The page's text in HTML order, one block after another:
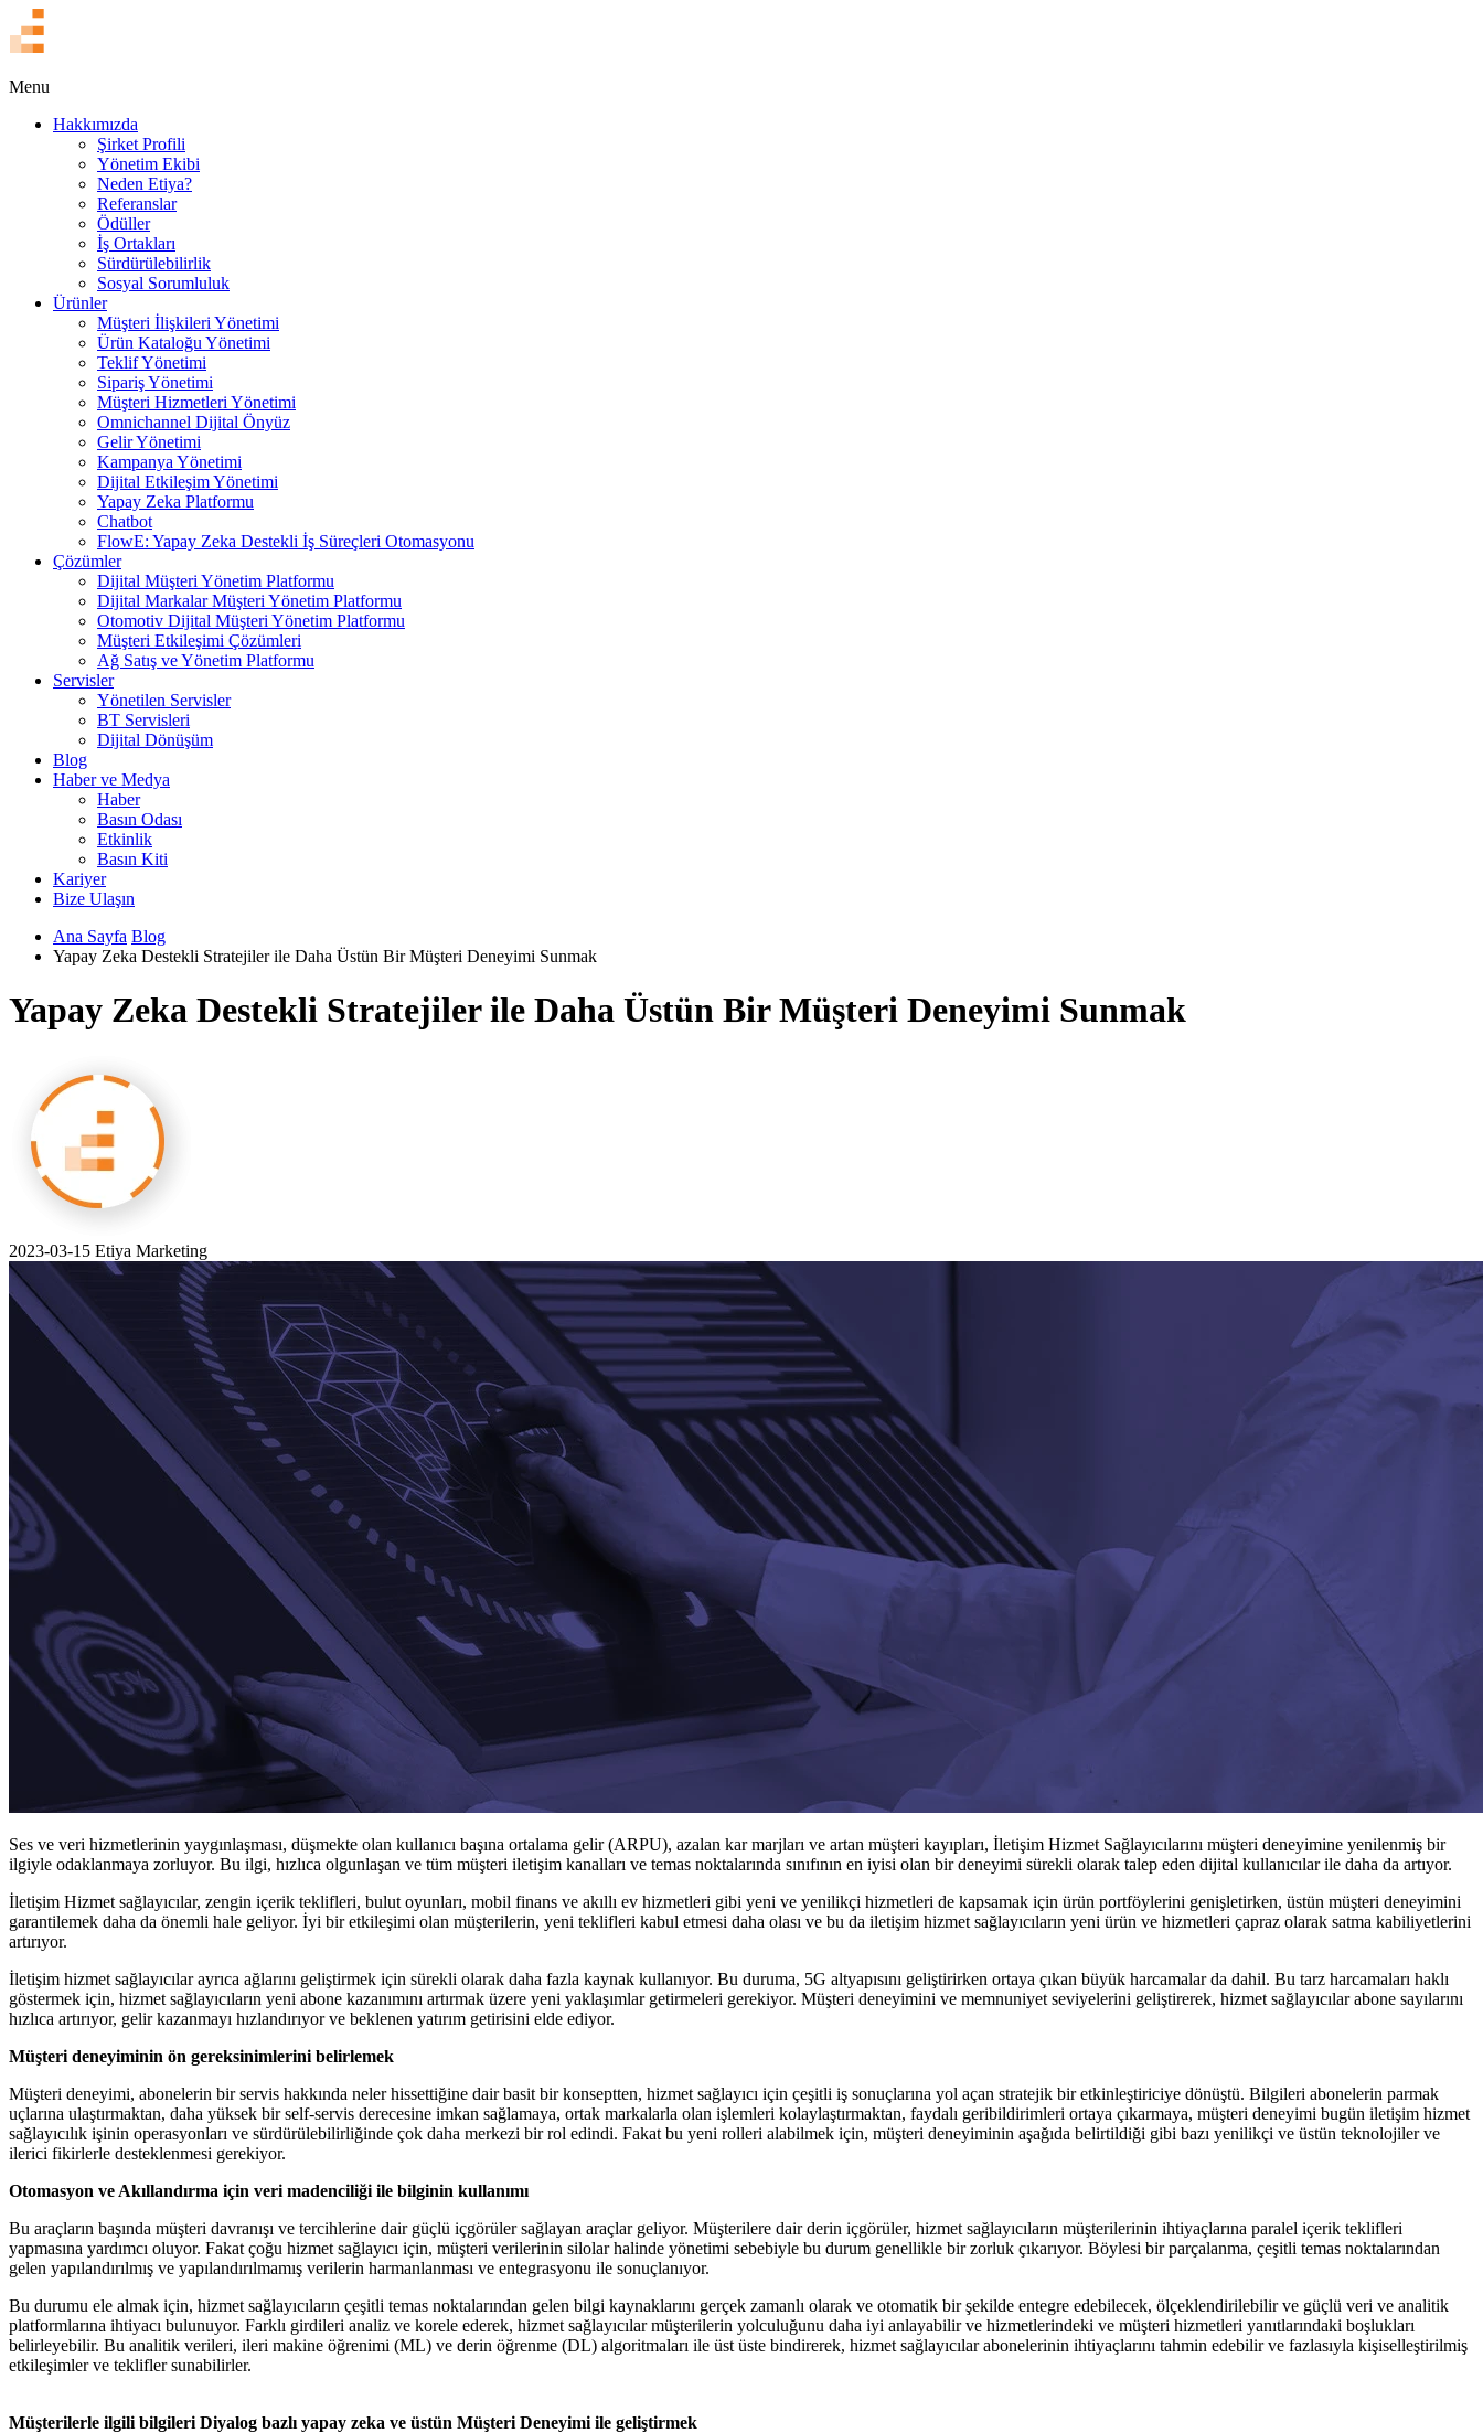
Menu
Hakkımızda
Şirket Profili
Yönetim Ekibi
Neden Etiya?
Referanslar
Ödüller
İş Ortakları
Sürdürülebilirlik
Sosyal Sorumluluk
Ürünler
Müşteri İlişkileri Yönetimi
Ürün Kataloğu Yönetimi
Teklif Yönetimi
Sipariş Yönetimi
Müşteri Hizmetleri Yönetimi
Omnichannel Dijital Önyüz
Gelir Yönetimi
Kampanya Yönetimi
Dijital Etkileşim Yönetimi
Yapay Zeka Platformu
Chatbot
FlowE: Yapay Zeka Destekli İş Süreçleri Otomasyonu
Çözümler
Dijital Müşteri Yönetim Platformu
Dijital Markalar Müşteri Yönetim Platformu
Otomotiv Dijital Müşteri Yönetim Platformu
Müşteri Etkileşimi Çözümleri
Ağ Satış ve Yönetim Platformu
Servisler
Yönetilen Servisler
BT Servisleri
Dijital Dönüşüm
Blog
Haber ve Medya
Haber
Basın Odası
Etkinlik
Basın Kiti
Kariyer
Bize Ulaşın
Ana Sayfa Blog
Yapay Zeka Destekli Stratejiler ile Daha Üstün Bir Müşteri Deneyimi Sunmak
Yapay Zeka Destekli Stratejiler ile Daha Üstün Bir Müşteri Deneyimi Sunmak
2023-03-15 Etiya Marketing
Ses ve veri hizmetlerinin yaygınlaşması, düşmekte olan kullanıcı başına ortalama gelir (ARPU), azalan kar marjları ve artan müşteri kayıpları, İletişim Hizmet Sağlayıcılarını müşteri deneyimine yenilenmiş bir
ilgiyle odaklanmaya zorluyor. Bu ilgi, hızlıca olgunlaşan ve tüm müşteri iletişim kanalları ve temas noktalarında sınıfının en iyisi olan bir deneyimi sürekli olarak talep eden dijital kullanıcılar ile daha da artıyor.
İletişim Hizmet sağlayıcılar, zengin içerik teklifleri, bulut oyunları, mobil finans ve akıllı ev hizmetleri gibi yeni ve yenilikçi hizmetleri de kapsamak için ürün portföylerini genişletirken, üstün müşteri deneyimini
garantilemek daha da önemli hale geliyor. İyi bir etkileşimi olan müşterilerin, yeni teklifleri kabul etmesi daha olası ve bu da iletişim hizmet sağlayıcıların yeni ürün ve hizmetleri çapraz olarak satma kabiliyetlerini
artırıyor.
İletişim hizmet sağlayıcılar ayrıca ağlarını geliştirmek için sürekli olarak daha fazla kaynak kullanıyor. Bu duruma, 5G altyapısını geliştirirken ortaya çıkan büyük harcamalar da dahil. Bu tarz harcamaları haklı
göstermek için, hizmet sağlayıcıların yeni abone kazanımını artırmak üzere yeni yaklaşımlar getirmeleri gerekiyor. Müşteri deneyimini ve memnuniyet seviyelerini geliştirerek, hizmet sağlayıcılar abone sayılarını
hızlıca artırıyor, gelir kazanmayı hızlandırıyor ve beklenen yatırım getirisini elde ediyor.
Müşteri deneyiminin ön gereksinimlerini belirlemek
Müşteri deneyimi, abonelerin bir servis hakkında neler hissettiğine dair basit bir konseptten, hizmet sağlayıcı için çeşitli iş sonuçlarına yol açan stratejik bir etkinleştiriciye dönüştü. Bilgileri abonelerin parmak
uçlarına ulaştırmaktan, daha yüksek bir self-servis derecesine imkan sağlamaya, ortak markalarla olan işlemleri kolaylaştırmaktan, faydalı geribildirimleri ortaya çıkarmaya, müşteri deneyimi bugün iletişim hizmet
sağlayıcılık işinin operasyonları ve sürdürülebilirliğinde çok daha merkezi bir rol edindi. Fakat bu yeni rolleri alabilmek için, müşteri deneyiminin aşağıda belirtildiği gibi bazı yenilikçi ve üstün teknolojiler ve
ilerici fikirlerle desteklenmesi gerekiyor.
Otomasyon ve Akıllandırma için veri madenciliği ile bilginin kullanımı
Bu araçların başında müşteri davranışı ve tercihlerine dair güçlü içgörüler sağlayan araçlar geliyor. Müşterilere dair derin içgörüler, hizmet sağlayıcıların müşterilerinin ihtiyaçlarına paralel içerik teklifleri
yapmasına yardımcı oluyor. Fakat çoğu hizmet sağlayıcı için, müşteri verilerinin silolar halinde yönetimi sebebiyle bu durum genellikle bir zorluk çıkarıyor. Böylesi bir parçalanma, çeşitli temas noktalarından
gelen yapılandırılmış ve yapılandırılmamış verilerin harmanlanması ve entegrasyonu ile sonuçlanıyor.
Bu durumu ele almak için, hizmet sağlayıcıların çeşitli temas noktalarından gelen bilgi kaynaklarını gerçek zamanlı olarak ve otomatik bir şekilde entegre edebilecek, ölçeklendirilebilir ve güçlü veri ve analitik
platformlarına ihtiyacı bulunuyor. Farklı girdileri analiz ve korele ederek, hizmet sağlayıcılar müşterilerin yolculuğunu daha iyi anlayabilir ve hizmetlerindeki ve müşteri hizmetleri yanıtlarındaki boşlukları
belirleyebilir. Bu analitik verileri, ileri makine öğrenimi (ML) ve derin öğrenme (DL) algoritmaları ile üst üste bindirerek, hizmet sağlayıcılar abonelerinin ihtiyaçlarını tahmin edebilir ve fazlasıyla kişiselleştirilmiş
etkileşimler ve teklifler sunabilirler.
Müşterilerle ilgili bilgileri Diyalog bazlı yapay zeka ve üstün Müşteri Deneyimi ile geliştirmek